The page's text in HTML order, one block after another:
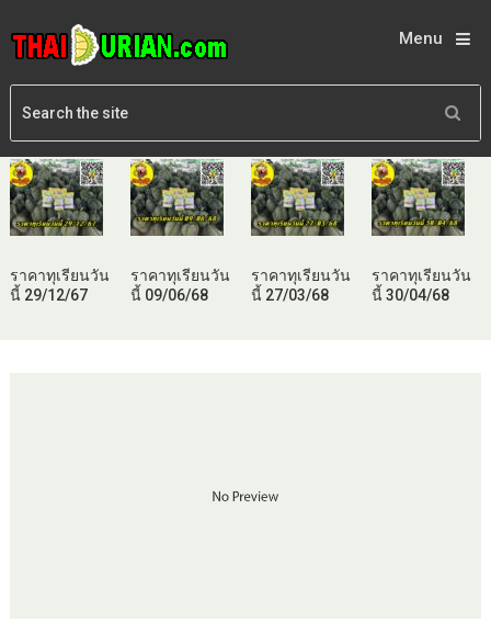
Menu
ราคาทุเรียนวัน
นี้ 29/12/67
ราคาทุเรียนวัน
นี้ 09/06/68
ราคาทุเรียนวัน
นี้ 27/03/68
ราคาทุเรียนวัน
นี้ 30/04/68